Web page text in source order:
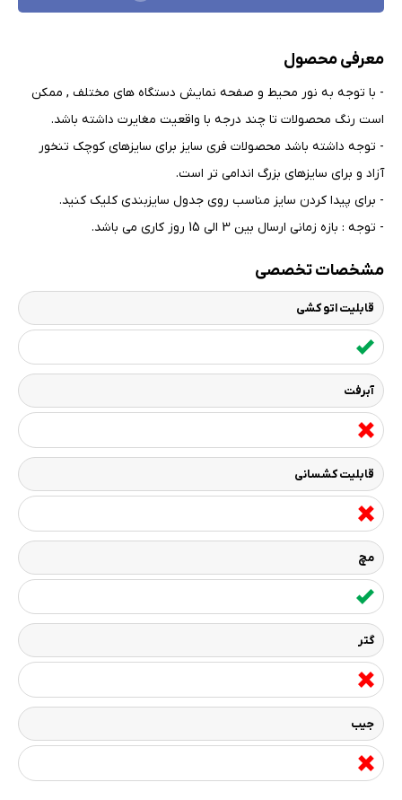
معرفی محصول
- با توجه به نور محیط و صفحه نمایش دستگاه های مختلف , ممکن
است رنگ محصولات تا چند درجه با واقعیت مغایرت داشته باشد.
- توجه داشته باشد محصولات فری سایز برای سایزهای کوچک تنخور
آزاد و برای سایزهای بزرگ اندامی تر است.
- برای پیدا کردن سایز مناسب روی جدول سایزبندی کلیک کنید.
- توجه : بازه زمانی ارسال بین 3 الی 15 روز کاری می باشد.
مشخصات تخصصی
قابلیت اتو کشی
آبرفت
قابلیت کشسانی
مچ
گتر
جیب